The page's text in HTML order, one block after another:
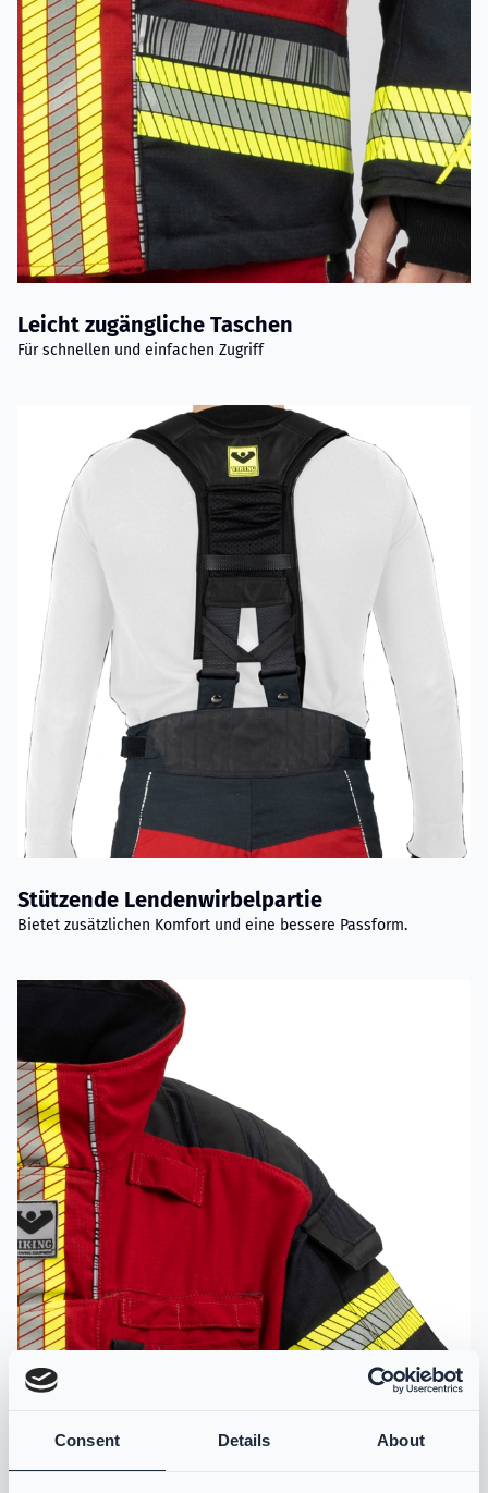
Consent Details About
Leicht zugängliche Taschen
Für schnellen und einfachen Zugriff
Stützende Lendenwirbelpartie
Bietet zusätzlichen Komfort und eine bessere Passform.
Para-Aramid-Verstärkungen an den